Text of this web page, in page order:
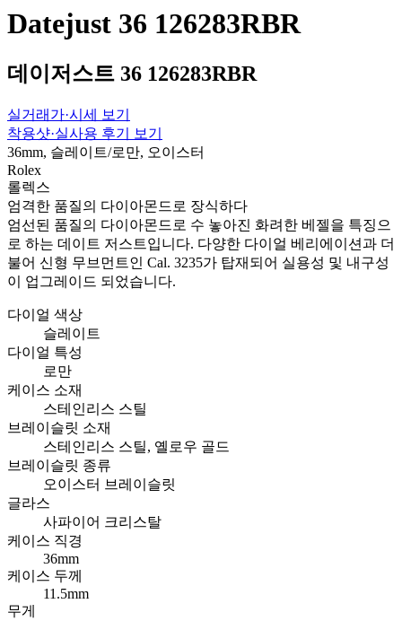
Datejust 36 126283RBR
데이저스트 36 126283RBR
실거래가·시세 보기
착용샷·실사용 후기 보기
36mm, 슬레이트/로만, 오이스터
Rolex
롤렉스
엄격한 품질의 다이아몬드로 장식하다
엄선된 품질의 다이아몬드로 수 놓아진 화려한 베젤을 특징으
로 하는 데이트 저스트입니다. 다양한 다이얼 베리에이션과 더
불어 신형 무브먼트인 Cal. 3235가 탑재되어 실용성 및 내구성
이 업그레이드 되었습니다.
다이얼 색상
슬레이트
다이얼 특성
로만
케이스 소재
스테인리스 스틸
브레이슬릿 소재
스테인리스 스틸, 옐로우 골드
브레이슬릿 종류
오이스터 브레이슬릿
글라스
사파이어 크리스탈
케이스 직경
36mm
케이스 두께
11.5mm
무게